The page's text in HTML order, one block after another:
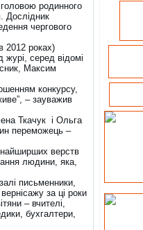
родинного
Дослідник
чергового
2012 роках)
серед відомі
Максим
конкурсу,
– зауважив
Ткачук і Ольга
переможець –
верств
людини, яка,
письменники,
за ці роки
– вчителі,
бухгалтери,